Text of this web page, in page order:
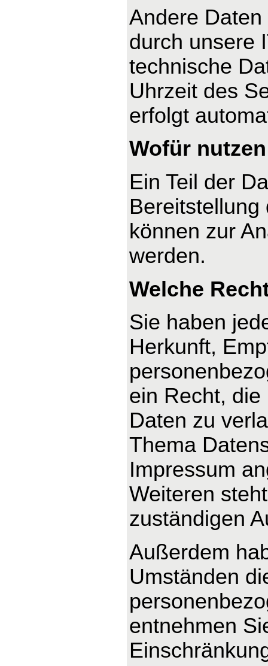
Andere
durch unsere
technische
Uhrzeit des
erfolgt
Wofür
Ein Teil der
können zur
werden.
Welche
Sie haben
Herkunft,
ein Recht,
Daten zu
Thema
Impressum
Weiteren
zuständigen
Außerdem
Umständen
entnehmen